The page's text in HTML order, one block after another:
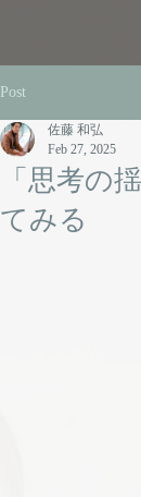
Post
「思考の
てみる
佐藤 和弘
Feb 27, 2025